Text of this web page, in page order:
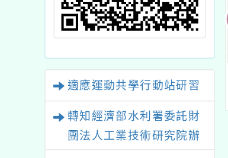
適應運動共學行動站研習
轉知經濟部水利署委託財
團法人工業技術研究院辦
誼基金會於
六）舉辦「長
常生病？瘦巴
科醫師教你0-
育兒對策」線
財團法人董氏基金會
「食安OK！TQF校園
飲品繪畫比賽」